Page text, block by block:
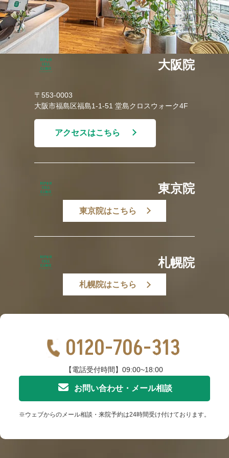
大阪院
〒553-0003
大阪市福島区福島1-1-51 堂島クロスウォーク4F
アクセスはこちら
東京院
東京院はこちら
札幌院
札幌院はこちら
0120-706-313
【電話受付時間】09:00~18:00
お問い合わせ・メール相談
※ウェブからのメール相談・来院予約は24時間受け付けております。